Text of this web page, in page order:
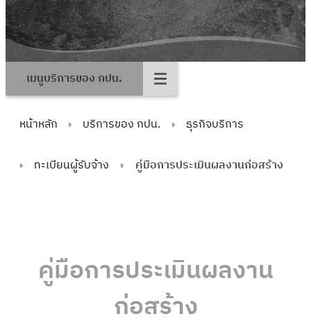
เมนูบริการของ กปน.
หน้าหลัก บริการของ กปน. ธุรกิจบริการ
ทะเบียนผู้รับจ้าง คู่มือการประเมินผลงานก่อสร้าง
คู่มือการประเมินผลงาน
ก่อสร้าง